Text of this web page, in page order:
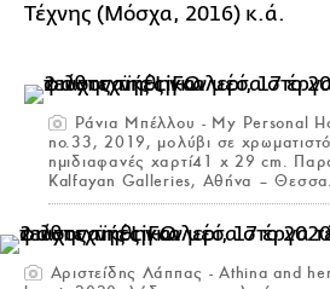
Τέχνης (Μόσχα, 2016) κ.ά.
Ράνια Μπέλλου - My Personal
no.33, 2019, μολύβι σε χρωματιστό
ημιδιαφανές χαρτί41 x 29 cm.
Kalfayan Galleries, Αθήνα –
Αριστείδης Λάππας - Athina and